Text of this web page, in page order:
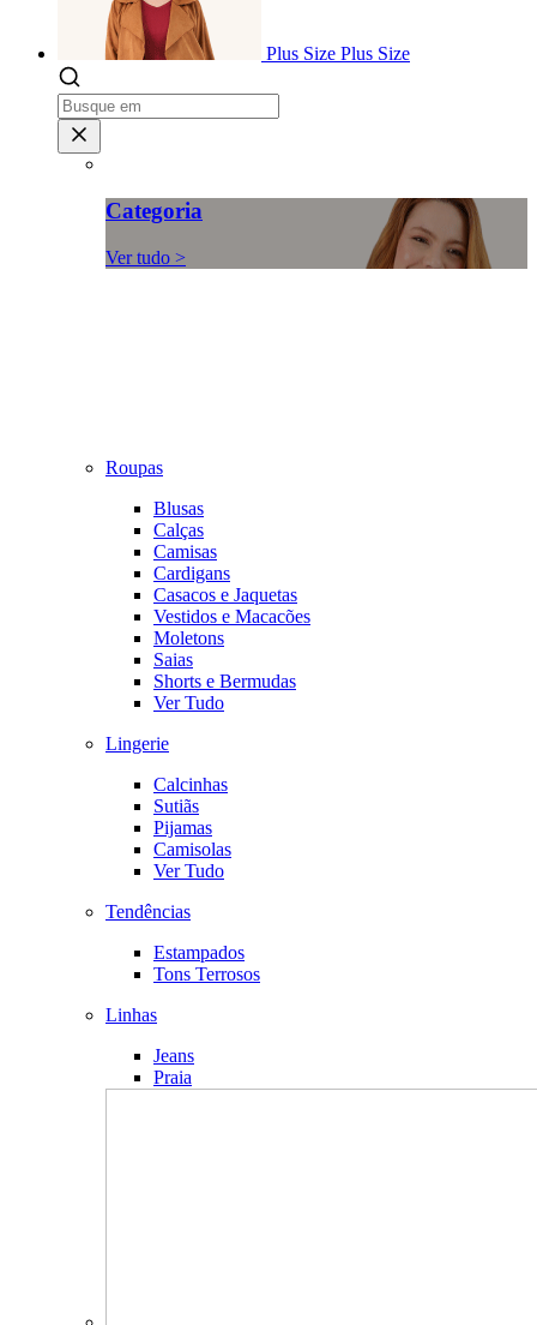
Plus Size Plus Size
Categoria
Ver tudo >
Roupas
Blusas
Calças
Camisas
Cardigans
Casacos e Jaquetas
Vestidos e Macacões
Moletons
Saias
Shorts e Bermudas
Ver Tudo
Lingerie
Calcinhas
Sutiãs
Pijamas
Camisolas
Ver Tudo
Tendências
Estampados
Tons Terrosos
Linhas
Jeans
Praia